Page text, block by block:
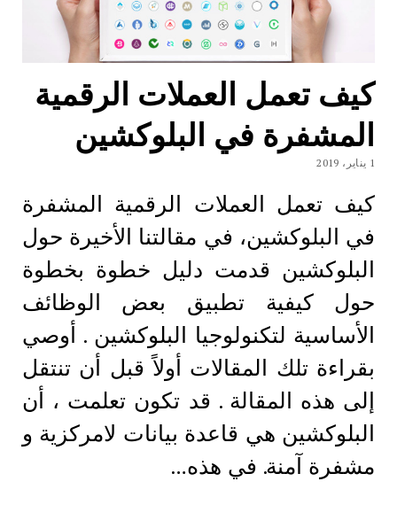
كيف تعمل العملات الرقمية
المشفرة في البلوكشين
1 يناير، 2019
كيف تعمل العملات الرقمية المشفرة
في البلوكشين، في مقالتنا الأخيرة حول
البلوكشين قدمت دليل خطوة بخطوة
حول كيفية تطبيق بعض الوظائف
الأساسية لتكنولوجيا البلوكشين . أوصي
بقراءة تلك المقالات أولاً قبل أن تنتقل
إلى هذه المقالة . قد تكون تعلمت ، أن
البلوكشين هي قاعدة بيانات لامركزية و
مشفرة آمنة. في هذه…